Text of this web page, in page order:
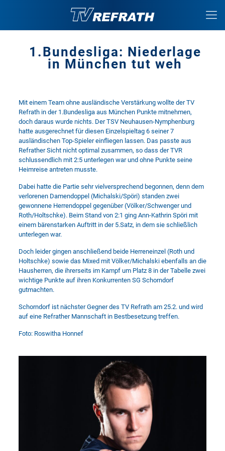
1.Bundesliga: Niederlage
in München tut weh
Mit einem Team ohne ausländische Verstärkung wollte der TV
Refrath in der 1.Bundesliga aus München Punkte mitnehmen,
doch daraus wurde nichts. Der TSV Neuhausen-Nymphenburg
hatte ausgerechnet für diesen Einzelspieltag 6 seiner 7
ausländischen Top-Spieler einfliegen lassen. Das passte aus
Refrather Sicht nicht optimal zusammen, so dass der TVR
schlussendlich mit 2:5 unterlegen war und ohne Punkte seine
Heimreise antreten musste.
Dabei hatte die Partie sehr vielversprechend begonnen, denn dem
verlorenen Damendoppel (Michalski/Spöri) standen zwei
gewonnene Herrendoppel gegenüber (Völker/Schwenger und
Roth/Holtschke). Beim Stand von 2:1 ging Ann-Kathrin Spöri mit
einem bärenstarken Auftritt in der 5.Satz, in dem sie schließlich
unterlegen war.
Doch leider gingen anschließend beide Herreneinzel (Roth und
Holtschke) sowie das Mixed mit Völker/Michalski ebenfalls an die
Hausherren, die ihrerseits im Kampf um Platz 8 in der Tabelle zwei
wichtige Punkte auf ihren Konkurrenten SG Schorndorf
gutmachten.
Schorndorf ist nächster Gegner des TV Refrath am 25.2. und wird
auf eine Refrather Mannschaft in Bestbesetzung treffen.
Foto: Roswitha Honnef